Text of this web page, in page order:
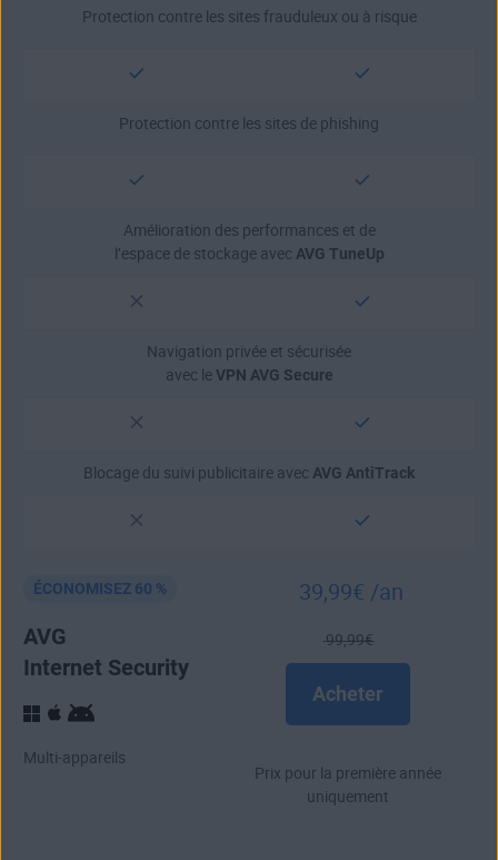
Protection contre les sites frauduleux ou à risque
Protection contre les sites de phishing
Amélioration des performances et de
l’espace de stockage avec AVG TuneUp
Navigation privée et sécurisée
avec leVPN AVG Secure
Blocage du suivi publicitaire avec AVG AntiTrack
ÉCONOMISEZ 60 %
AVG
Internet Security
Multi-appareils
39,99€ /an
99,99€
Acheter
Prix pour la première année
uniquement